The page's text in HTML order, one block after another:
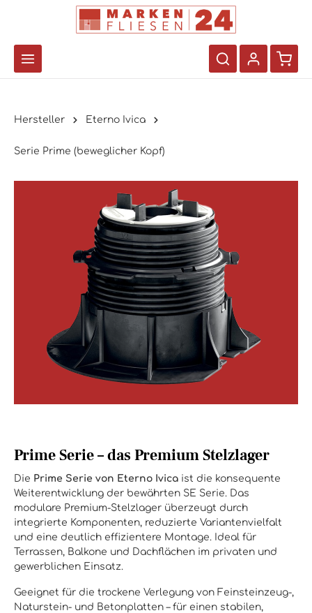
Hersteller Eterno Ivica
Serie Prime (beweglicher Kopf)
Prime Serie – das Premium Stelzlager
Die Prime Serie von Eterno Ivica ist die konsequente
Weiterentwicklung der bewährten SE Serie. Das
modulare Premium-Stelzlager überzeugt durch
integrierte Komponenten, reduzierte Variantenvielfalt
und eine deutlich effizientere Montage. Ideal für
Terrassen, Balkone und Dachflächen im privaten und
gewerblichen Einsatz.
Geeignet für die trockene Verlegung von Feinsteinzeug-,
Naturstein- und Betonplatten – für einen stabilen,